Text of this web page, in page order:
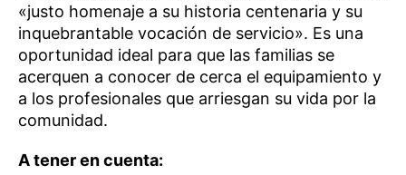
«justo homenaje a su historia centenaria y su
inquebrantable vocación de servicio». Es una
oportunidad ideal para que las familias se
acerquen a conocer de cerca el equipamiento y
a los profesionales que arriesgan su vida por la
comunidad.
A tener en cuenta: